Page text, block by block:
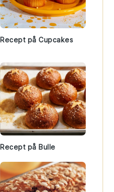
Recept på Cupcakes
Recept på Bulle